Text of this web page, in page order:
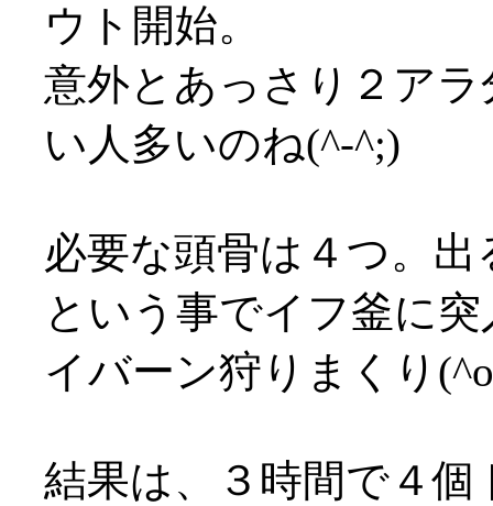
ウト開始。
意外とあっさり２ア
い人多いのね(^-^;)
必要な頭骨は４つ。
という事でイフ釜に
イバーン狩りまくり
結果は、３時間で４